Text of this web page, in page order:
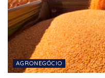
AGRONEGÓCIO